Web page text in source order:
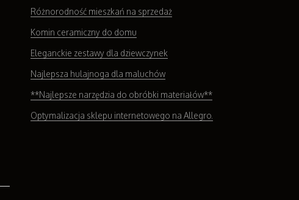
Różnorodność mieszkań na sprzedaż
Komin ceramiczny do domu
Eleganckie zestawy dla dziewczynek
Najlepsza hulajnoga dla maluchów
**Najlepsze narzędzia do obróbki materiałów**
Optymalizacja sklepu internetowego na Allegro.